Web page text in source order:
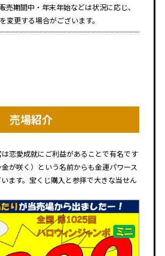
売期間中・年末年始などは状況に応じ、
変更する場合がございます。
売場紹介
恋愛成就にご利益があることで有名です
が咲く）という名前からも金運パワース
ます。宝くじ購入と参拝で大きな当せん